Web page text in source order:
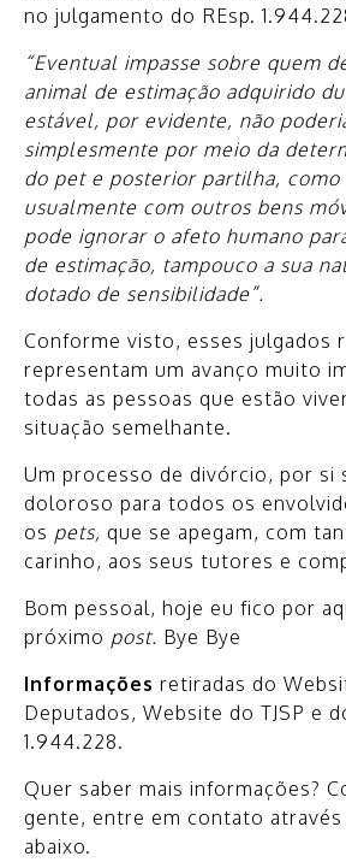
no julgamento do REsp.
“Eventual impasse sobre quem
animal de estimação adquirido
estável, por evidente, não
simplesmente por meio da
do pet e posterior partilha, como
usualmente com outros bens
pode ignorar o afeto humano
de estimação, tampouco a sua
dotado de sensibilidade”.
Conforme visto, esses julgados
representam um avanço muito
todas as pessoas que estão
situação semelhante.
Um processo de divórcio, por si
doloroso para todos os
os pets, que se apegam, com
carinho, aos seus tutores e
Bom pessoal, hoje eu fico por
próximo post. Bye Bye
Informações retiradas do
Deputados, Website do TJSP e
1.944.228.
Quer saber mais informações?
gente, entre em contato
abaixo.